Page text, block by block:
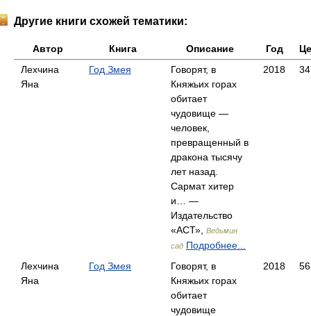
Другие книги схожей тематики:
Автор Книга Описание Год
Лехчина
Яна
Год Змея
Говорят, в
Княжьих горах
обитает
чудовище —
человек,
превращенный в
дракона тысячу
лет назад.
Сармат хитер
и… —
Издательство
«АСТ»,
Ведьмин
сад Подробнее...
2018
Лехчина
Яна
Год Змея
Говорят, в
Княжьих горах
обитает
чудовище
2018